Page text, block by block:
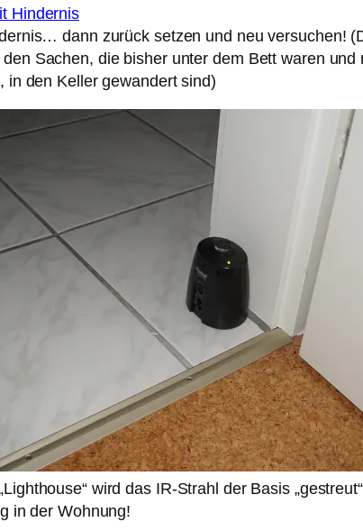
dann zurück setzen und neu versuchen!
den Sachen, die bisher unter dem Bett waren und
in den Keller gewandert sind)
wird das IR-Strahl der Basis
in der Wohnung!